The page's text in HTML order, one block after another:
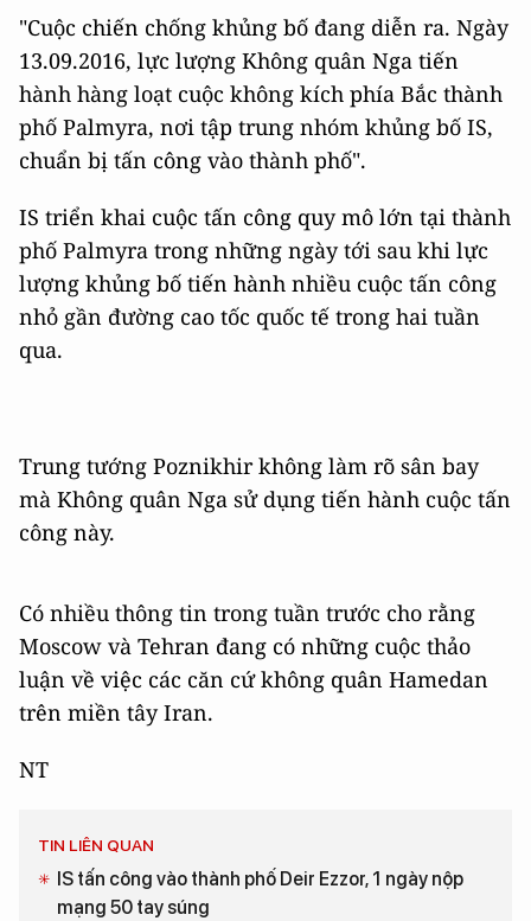
"Cuộc chiến chống khủng bố đang diễn ra. Ngày
13.09.2016, lực lượng Không quân Nga tiến
hành hàng loạt cuộc không kích phía Bắc thành
phố Palmyra, nơi tập trung nhóm khủng bố IS,
chuẩn bị tấn công vào thành phố".
IS triển khai cuộc tấn công quy mô lớn tại thành
phố Palmyra trong những ngày tới sau khi lực
lượng khủng bố tiến hành nhiều cuộc tấn công
nhỏ gần đường cao tốc quốc tế trong hai tuần
qua.
Trung tướng Poznikhir không làm rõ sân bay
mà Không quân Nga sử dụng tiến hành cuộc tấn
công này.
Có nhiều thông tin trong tuần trước cho rằng
Moscow và Tehran đang có những cuộc thảo
luận về việc các căn cứ không quân Hamedan
trên miền tây Iran.
NT
TIN LIÊN QUAN
IS tấn công vào thành phố Deir Ezzor, 1 ngày nộp
mạng 50 tay súng